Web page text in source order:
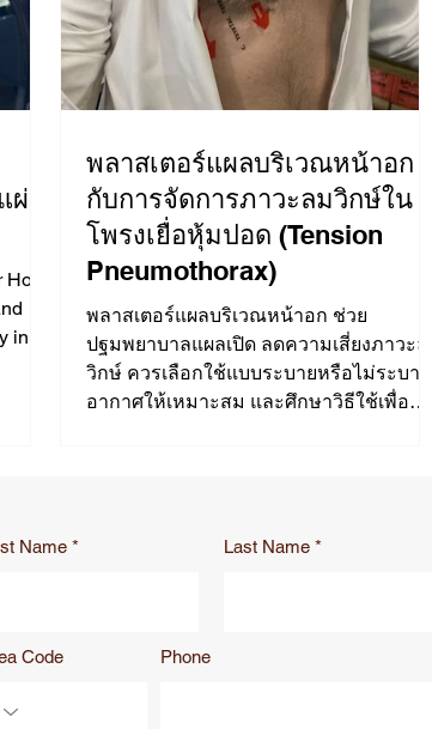
น
in
พลาสเตอร์แผลบริเวณหน้าอก
กับการจัดการภาวะลมวิกษ์ใน
โพรงเยื่อหุ้มปอด (Tension
Pneumothorax)
พลาสเตอร์แผลบริเวณหน้าอก ช่วย
ปฐมพยาบาลแผลเปิด ลดความเสี่ยงภาวะลม
วิกษ์ ควรเลือกใช้แบบระบายหรือไม่ระบาย
อากาศให้เหมาะสม และศึกษาวิธีใช้เพื่อ
Name Last Name
Code Phone